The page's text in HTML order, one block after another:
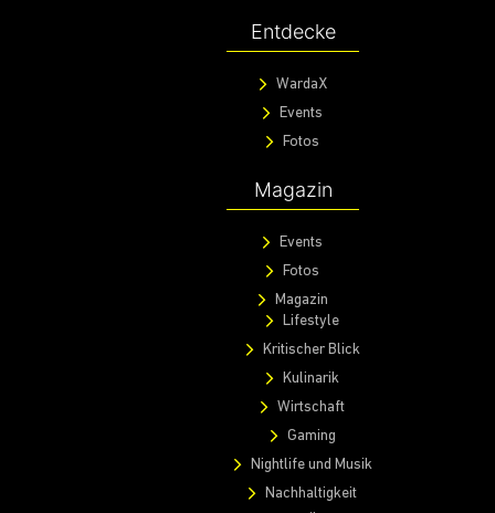
Entdecke
WardaX
Events
Fotos
Magazin
Events
Fotos
Magazin
Lifestyle
Kritischer Blick
Kulinarik
Wirtschaft
Gaming
Nightlife und Musik
Nachhaltigkeit